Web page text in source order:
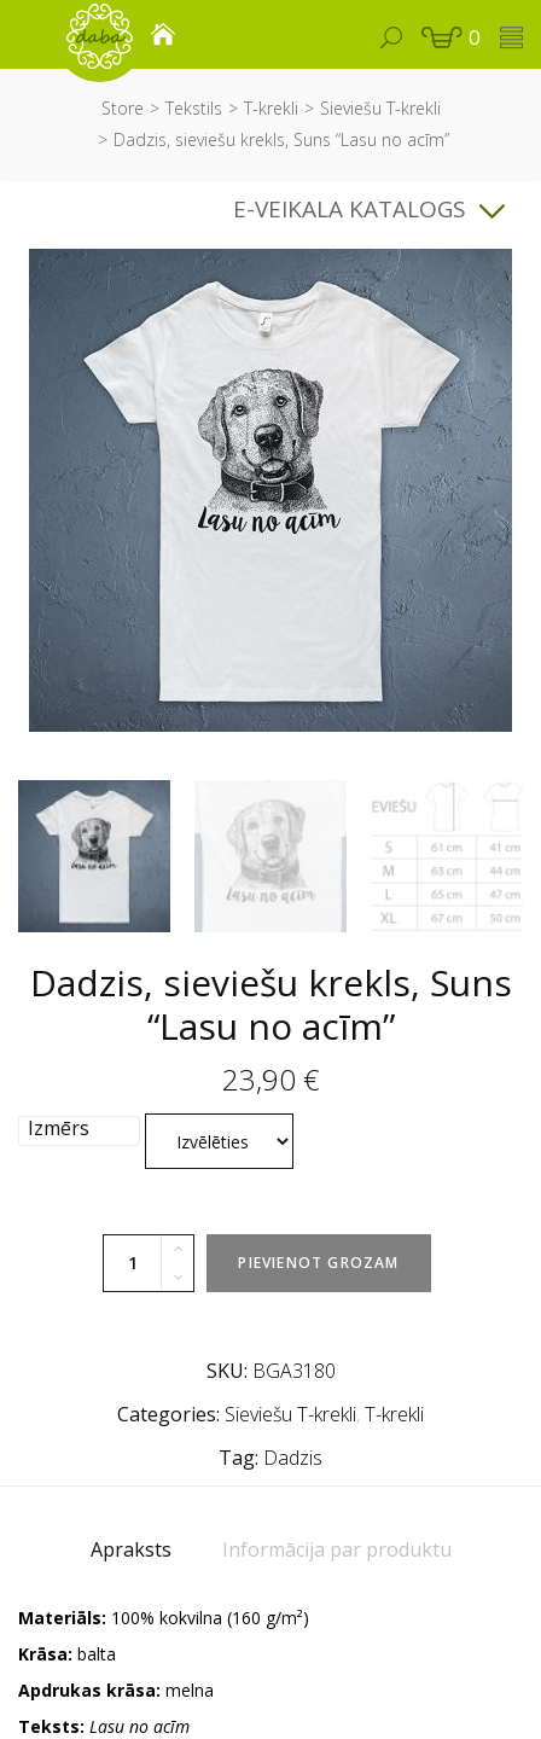
0
Store Tekstils T-krekli
Sieviešu T-krekli
Dadzis, sieviešu krekls, Suns “Lasu no acīm”
E-VEIKALA KATALOGS
Dadzis, sieviešu krekls, Suns
“Lasu no acīm”
23,90 €
Izmērs
PIEVIENOT GROZAM
SKU: BGA3180
Categories: Sieviešu T-krekli, T-krekli
Tag: Dadzis
Apraksts Informācija par produktu
Materiāls: 100% kokvilna (160 g/m²)
Krāsa: balta
Apdrukas krāsa: melna
Teksts: Lasu no acīm